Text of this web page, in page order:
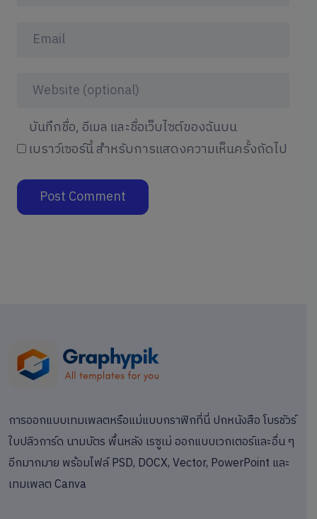
บันทึกชื่อ, อีเมล และชื่อเว็บไซต์ของฉันบน
เบราว์เซอร์นี้ สำหรับการแสดงความเห็นครั้งถัดไป
การออกแบบเทมเพลตหรือแม่แบบกราฟิกที่นี่ ปกหนังสือ โบรชัวร์
ใบปลิวการ์ด นามบัตร พื้นหลัง เรซูเม่ ออกแบบเวกเตอร์และอื่น ๆ
อีกมากมาย พร้อมไฟล์ PSD, DOCX, Vector, PowerPoint และ
เทมเพลต Canva